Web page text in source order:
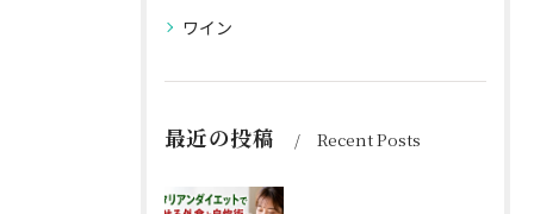
ワイン
最近の投稿 Recent Posts